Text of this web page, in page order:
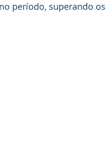
período, superando